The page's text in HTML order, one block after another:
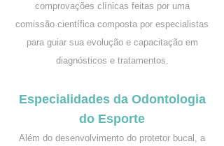
comprovações clínicas feitas por uma
comissão científica composta por especialistas
para guiar sua evolução e capacitação em
diagnósticos e tratamentos.
Especialidades da Odontologia
do Esporte
Além do desenvolvimento do protetor bucal, a